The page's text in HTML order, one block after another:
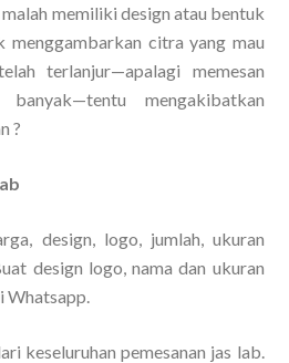
memiliki design atau bentuk
menggambarkan citra yang mau
terlanjur—apalagi memesan
mengakibatkan
?
design, logo, jumlah, ukuran
design logo, nama dan ukuran
Whatsapp.
keseluruhan pemesanan jas lab.